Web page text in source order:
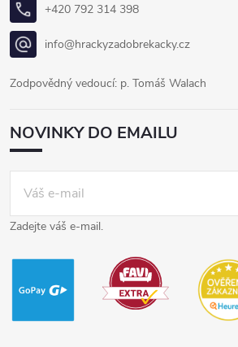
+420 792 314 398
info@hrackyzadobrekacky.cz
Zodpovědný vedoucí: p. Tomáš Walach
NOVINKY DO EMAILU
Zadejte váš e-mail.